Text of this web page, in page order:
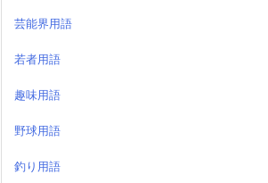
芸能界用語
若者用語
趣味用語
野球用語
釣り用語